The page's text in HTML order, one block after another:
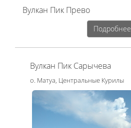
Вулкан Пик Прево
Подробнее
Вулкан Пик Сарычева
о. Матуа, Центральные Курилы